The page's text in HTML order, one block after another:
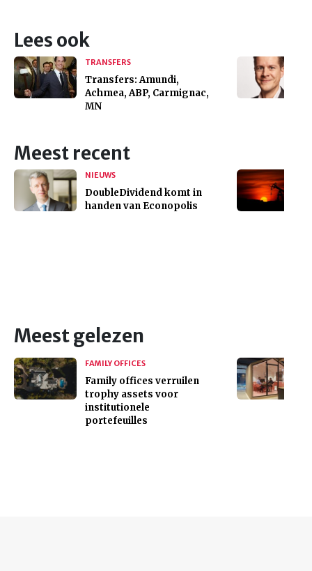
Lees ook
TRANSFERS
Transfers: Amundi,
Achmea, ABP, Carmignac,
MN
Meest recent
NIEUWS
DoubleDividend komt in
handen van Econopolis
Meest gelezen
FAMILY OFFICES
Family offices verruilen
trophy assets voor
institutionele
portefeuilles